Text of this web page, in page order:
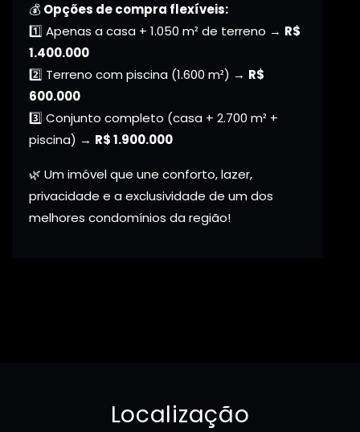
💰 Opções de compra flexíveis:
1️⃣ Apenas a casa + 1.050 m² de terreno → R$
1.400.000
2️⃣ Terreno com piscina (1.600 m²) → R$
600.000
3️⃣ Conjunto completo (casa + 2.700 m² +
piscina) → R$ 1.900.000
🌿 Um imóvel que une conforto, lazer,
privacidade e a exclusividade de um dos
melhores condomínios da região!
Localização